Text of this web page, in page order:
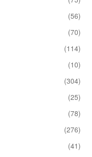
(56)
(70)
(114)
(10)
(304)
(25)
(78)
(276)
(41)